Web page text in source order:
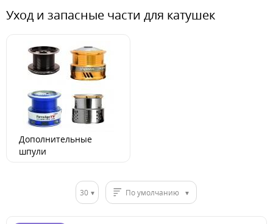
Уход и запасные части для катушек
Дополнительные
шпули
30 По умолчанию